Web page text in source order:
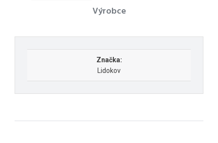
Výrobce
Značka:
Lidokov